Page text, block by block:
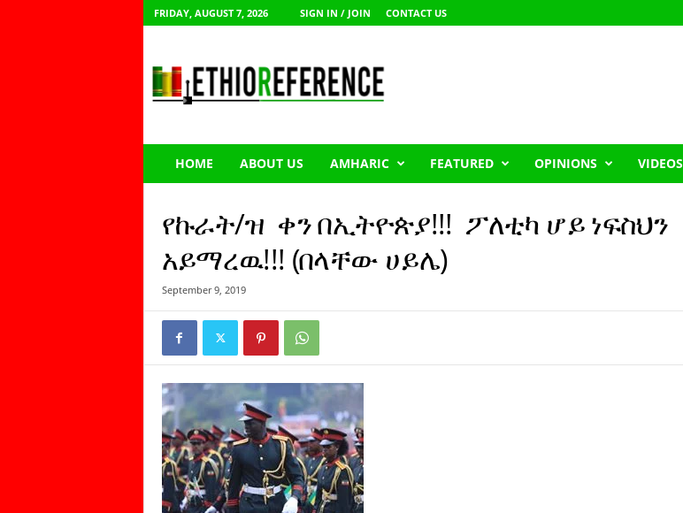
FRIDAY, AUGUST 7, 2026 SIGN IN / JOIN CONTACT US
h
HOME ABOUT US AMHARIC FEATURED OPINIONS VIDEOS
የኩራት/ዝ ቀን በኢትዮጵያ!!! ፖለቲካ ሆይ ነፍስህን
አይማረዉ!!! (በላቸው ሀይሌ)
September 9, 2019